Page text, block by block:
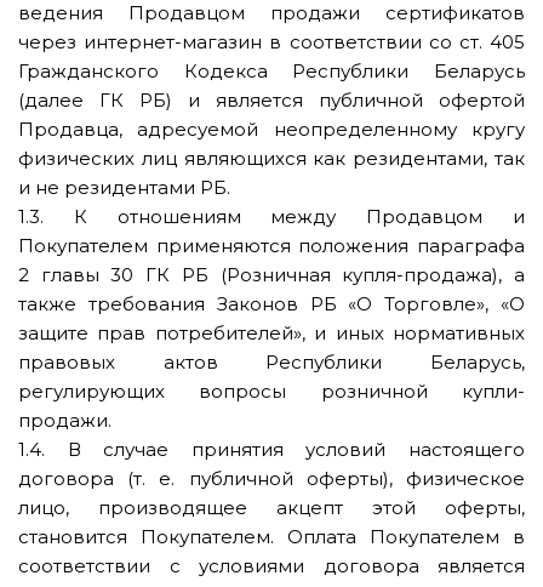
ведения Продавцом продажи сертификатов
через интернет-магазин в соответствии со ст. 405
Гражданского Кодекса Республики Беларусь
(далее ГК РБ) и является публичной офертой
Продавца, адресуемой неопределенному кругу
физических лиц являющихся как резидентами, так
и не резидентами РБ.
1.3. К отношениям между Продавцом и
Покупателем применяются положения параграфа
2 главы 30 ГК РБ (Розничная купля-продажа), а
также требования Законов РБ «О Торговле», «О
защите прав потребителей», и иных нормативных
правовых актов Республики Беларусь,
регулирующих вопросы розничной купли-
продажи.
1.4. В случае принятия условий настоящего
договора (т. е. публичной оферты), физическое
лицо, производящее акцепт этой оферты,
становится Покупателем. Оплата Покупателем в
соответствии с условиями договора является